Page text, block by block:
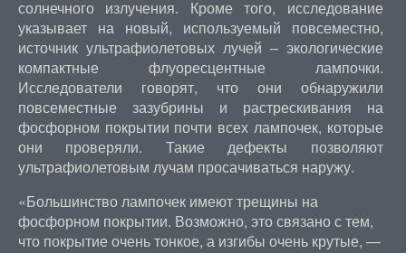
солнечного излучения. Кроме того, исследование
указывает на новый, используемый повсеместно,
источник ультрафиолетовых лучей – экологические
компактные флуоресцентные лампочки.
Исследователи говорят, что они обнаружили
повсеместные зазубрины и растрескивания на
фосфорном покрытии почти всех лампочек, которые
они проверяли. Такие дефекты позволяют
ультрафиолетовым лучам просачиваться наружу.
«Большинство лампочек имеют трещины на
фосфорном покрытии. Возможно, это связано с тем,
что покрытие очень тонкое, а изгибы очень крутые, —